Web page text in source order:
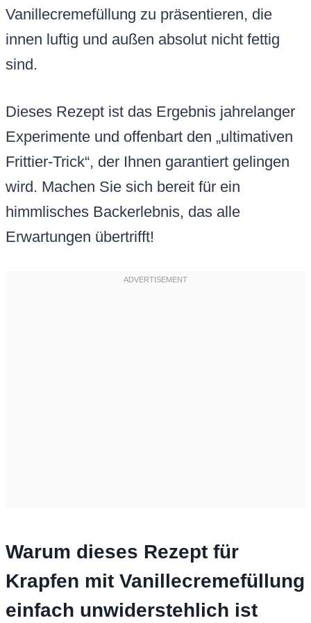
Vanillecremefüllung zu präsentieren, die
innen luftig und außen absolut nicht fettig
sind.
Dieses Rezept ist das Ergebnis jahrelanger
Experimente und offenbart den „ultimativen
Frittier-Trick“, der Ihnen garantiert gelingen
wird. Machen Sie sich bereit für ein
himmlisches Backerlebnis, das alle
Erwartungen übertrifft!
Warum dieses Rezept für
Krapfen mit Vanillecremefüllung
einfach unwiderstehlich ist